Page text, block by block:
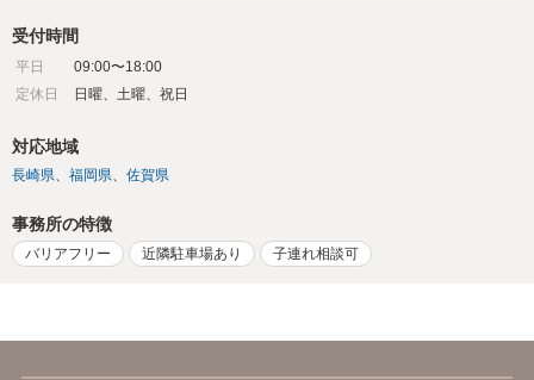
受付時間
平日
09:00〜18:00
定休日
日曜、土曜、祝日
対応地域
長崎県 福岡県 佐賀県
事務所の特徴
バリアフリー 近隣駐車場あり 子連れ相談可